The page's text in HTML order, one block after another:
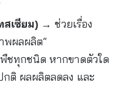
ต่อผลผลิต
ใจที่เกษตรกรมักมอง
งการปลูกพืช
สเซียม) → ช่วยเรื่อง
พผลผลิต”
ชทุกชนิด หากขาดตัวใด
ติ ผลผลิตลดลง และ